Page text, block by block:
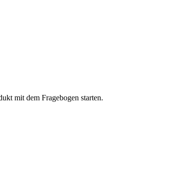
mit dem Fragebogen starten.